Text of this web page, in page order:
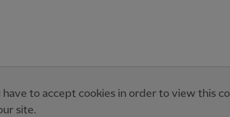
have to accept cookies in order to view this
site.